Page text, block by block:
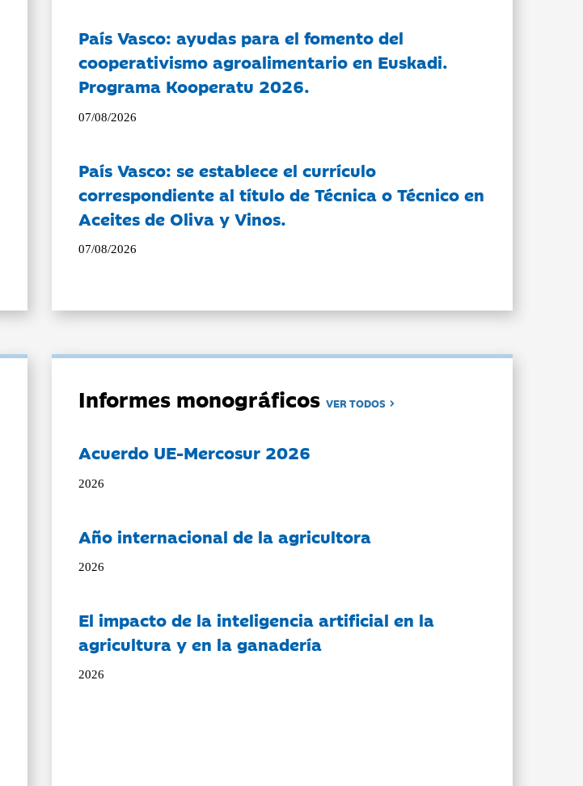
País Vasco: ayudas para el fomento del
cooperativismo agroalimentario en Euskadi.
Programa Kooperatu 2026.
07/08/2026
País Vasco: se establece el currículo
correspondiente al título de Técnica o Técnico en
Aceites de Oliva y Vinos.
07/08/2026
Informes monográficosVER TODOS
Acuerdo UE-Mercosur 2026
2026
Año internacional de la agricultora
2026
El impacto de la inteligencia artificial en la
agricultura y en la ganadería
2026